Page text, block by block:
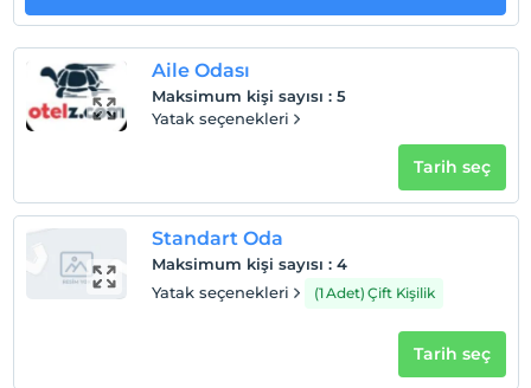
Check/out
En geç saat 12:00 ve öncesi
Evcil Hayvan
Evcil hayvan barınabilir
Çocuklar
2 yaşına kadar olan bebekler ücretsizdir.
Her bir oda için 5 yaşına kadar 1 çocuk ücretsizdir
Aile Odası
Maksimum kişi sayısı : 5
Yatak seçenekleri
Tarih seç
Standart Oda
Maksimum kişi sayısı : 4
Yatak seçenekleri
(1 Adet) Çift Kişilik
Tarih seç